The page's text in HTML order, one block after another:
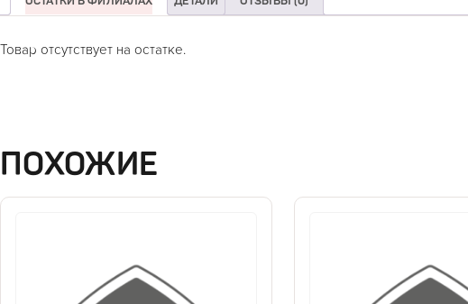
Товар отсутствует на остатке.
ПОХОЖИЕ